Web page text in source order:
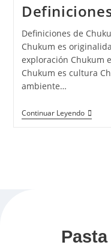
Definiciones de
Chukum es
exploración Chukum
Chukum es cultura
ambiente…
Continuar Leyendo